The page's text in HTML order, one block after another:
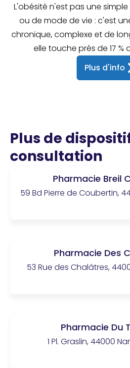
L'obésité n'est pas une
ou de mode de vie : c'est
chronique, complexe et de
elle touche près de 17 %
Plus d'info
Plus de
consultation
Pharmacie Breil
59 Bd Pierre de Coubertin,
Pharmacie Des
53 Rue des Chalâtres,
Pharmacie Du
1 Pl. Graslin, 44000